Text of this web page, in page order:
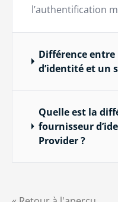
l’authentification
Différence
d’identité et un
Quelle est la
fournisseur
Provider ?